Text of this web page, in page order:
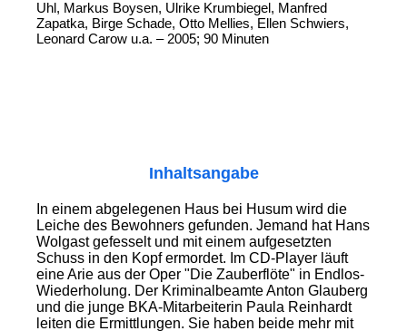
Uhl, Markus Boysen, Ulrike Krumbiegel, Manfred
Zapatka, Birge Schade, Otto Mellies, Ellen Schwiers,
Leonard Carow u.a. – 2005; 90 Minuten
Inhaltsangabe
In einem abgelegenen Haus bei Husum wird die
Leiche des Bewohners gefunden. Jemand hat Hans
Wolgast gefesselt und mit einem aufgesetzten
Schuss in den Kopf ermordet. Im CD-Player läuft
eine Arie aus der Oper "Die Zauberflöte" in Endlos-
Wiederholung. Der Kriminalbeamte Anton Glauberg
und die junge BKA-Mitarbeiterin Paula Reinhardt
leiten die Ermittlungen. Sie haben beide mehr mit